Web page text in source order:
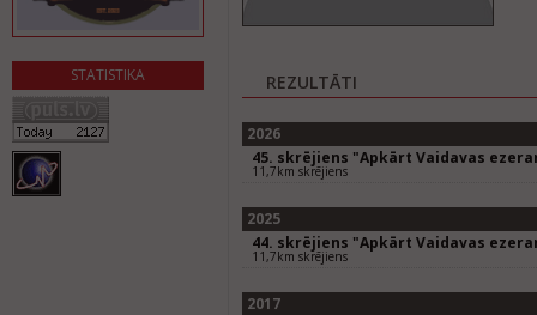
STATISTIKA REZULTĀTI
2026
45. skrējiens "Apkārt Vaidavas
11,7km skrējiens
2025
44. skrējiens "Apkārt Vaidavas
11,7km skrējiens
2017